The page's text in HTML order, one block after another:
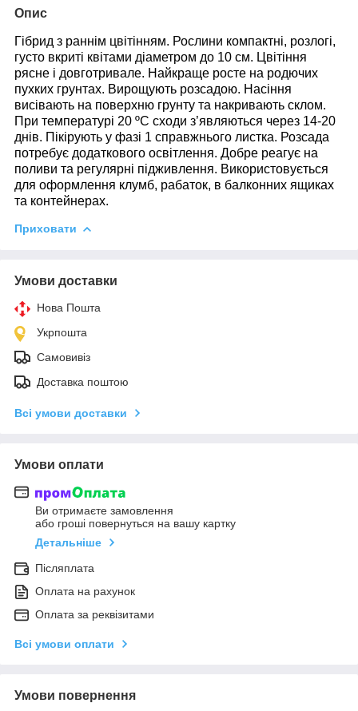
Опис
Гібрид з раннім цвітінням. Рослини компактні, розлогі,
густо вкриті квітами діаметром до 10 см. Цвітіння
рясне і довготривале. Найкраще росте на родючих
пухких грунтах. Вирощують розсадою. Насіння
висівають на поверхню грунту та накривають склом.
При температурі 20 ºС сходи з’являються через 14-20
днів. Пікірують у фазі 1 справжнього листка. Розсада
потребує додаткового освітлення. Добре реагує на
поливи та регулярні підживлення. Використовується
для оформлення клумб, рабаток, в балконних ящиках
та контейнерах.
Приховати
Умови доставки
Нова Пошта
Укрпошта
Самовивіз
Доставка поштою
Всі умови доставки
Умови оплати
Ви отримаєте замовлення
або гроші повернуться на вашу картку
Детальніше
Післяплата
Оплата на рахунок
Оплата за реквізитами
Всі умови оплати
Умови повернення